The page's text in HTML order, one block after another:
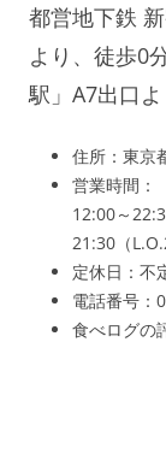
都営地下鉄
より、徒歩0
駅」A7出口
住所：東京
営業時間：
12:00～
21:30（
定休日：不
電話番号：
食べログの